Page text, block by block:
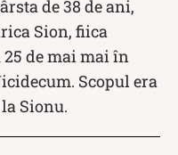
de 38 de ani,
Sion, fiica
de mai mai în
Scopul era
Sionu.